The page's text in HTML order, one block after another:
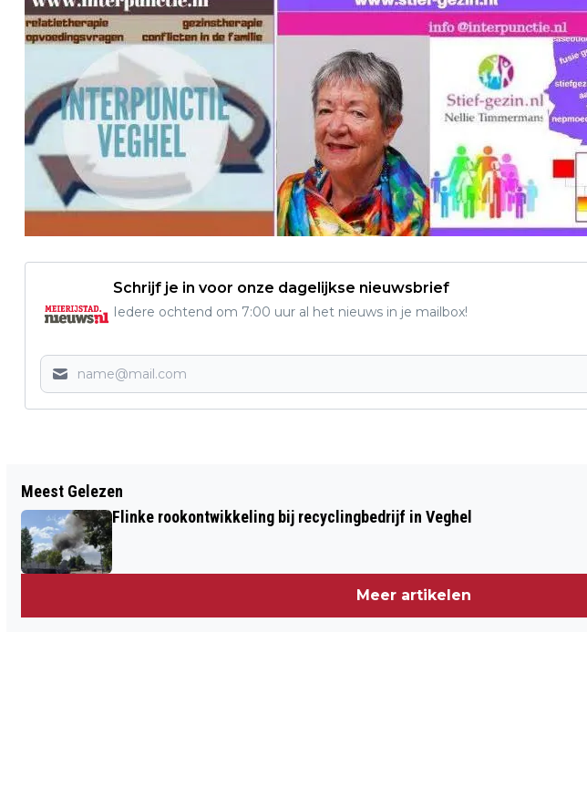
Schrijf je in voor onze dagelijkse nieuwsbrief
Iedere ochtend om 7:00 uur al het nieuws in je mailbox!
STEPBESTUURDER ZWAARGEWOND NA
VAL
Meest Gelezen
Flinke rookontwikkeling bij recyclingbedrijf in Veghel
Meer artikelen